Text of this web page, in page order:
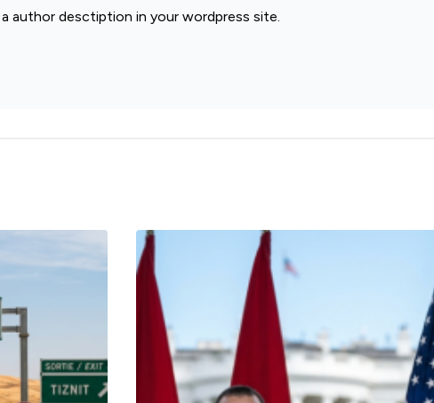
author desctiption in your wordpress site.